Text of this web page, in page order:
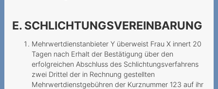
E. SCHLICHTUNGSVEREINBARUNG
Mehrwertdienstanbieter Y überweist Frau X innert 20
Tagen nach Erhalt der Bestätigung über den
erfolgreichen Abschluss des Schlichtungsverfahrens
zwei Drittel der in Rechnung gestellten
Mehrwertdienstgebühren der Kurznummer 123 auf ihr
einen Agenten
Treffen
Adaptation des tarifs à la
hausse imposée au client